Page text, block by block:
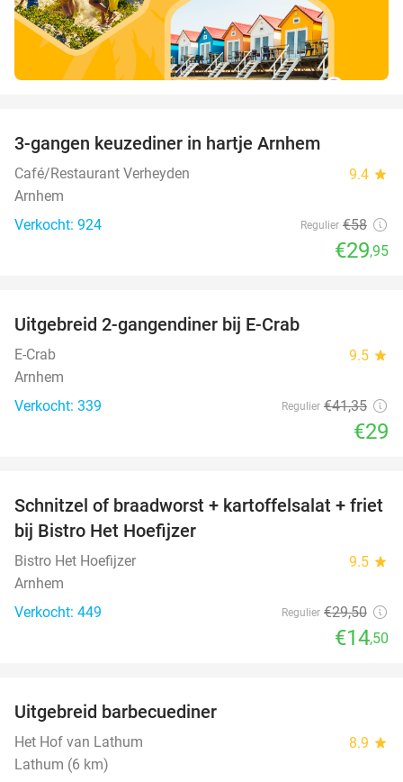
3-gangen keuzediner in hartje Arnhem
Café/Restaurant Verheyden 9.4 star
Arnhem
Verkocht: 924
Regulier €58
€29,95
Uitgebreid 2-gangendiner bij E-Crab
E-Crab 9.5 star
Arnhem
Verkocht: 339
Regulier €41,35
€29
51%
Schnitzel of braadworst + kartoffelsalat + friet
bij Bistro Het Hoefijzer
Bistro Het Hoefijzer 9.5 star
Arnhem
Verkocht: 449
Regulier €29,50
€14,50
Uitgebreid barbecuediner
Het Hof van Lathum 8.9 star
Lathum (6 km)